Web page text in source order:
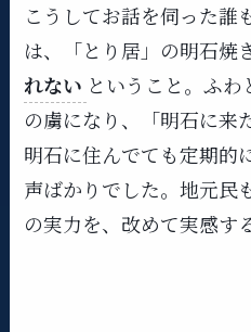
こうしてお話を伺った誰
は、「とり居」の明石焼
れない ということ。ふ
の虜になり、「明石に来
明石に住んでても定期的
声ばかりでした。地元民
の実力を、改めて実感す